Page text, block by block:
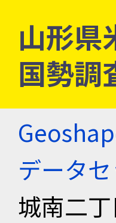
山形
国勢調
データ
城南二